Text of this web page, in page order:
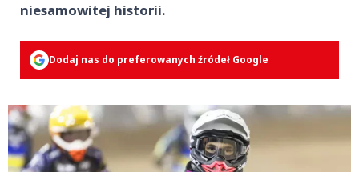
niesamowitej historii.
Dodaj nas do preferowanych źródeł Google